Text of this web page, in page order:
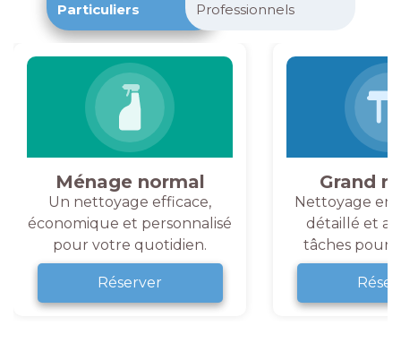
Particuliers
Professionnels
Ménage normal
Un nettoyage efficace,
économique et personnalisé
pour votre quotidien.
Réserver
Grand
Nettoyage en
détaillé et
tâches pour